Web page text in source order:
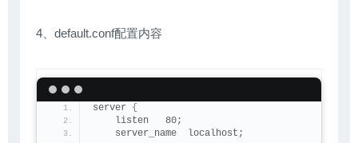
4、default.conf配置内容
server {
    listen   80;
    server_name  localhost;